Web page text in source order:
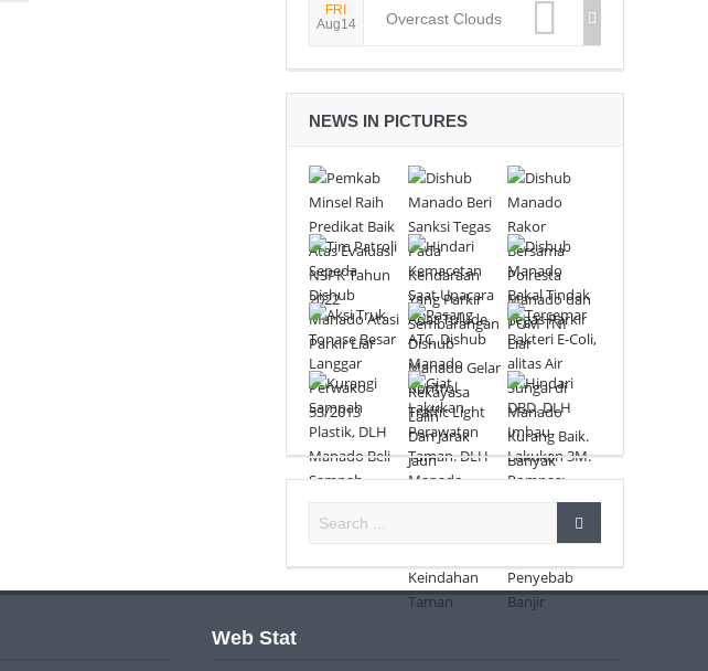
FRI
Aug14
Overcast Clouds
NEWS IN PICTURES
Web Stat